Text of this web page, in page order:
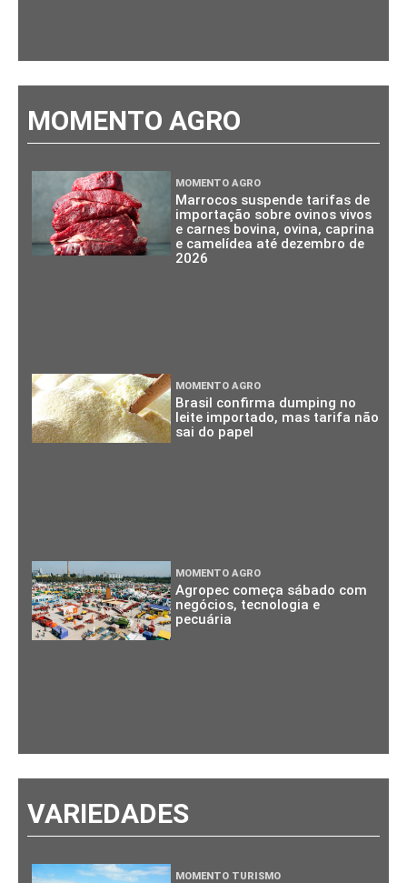
MOMENTO AGRO
MOMENTO AGRO
Marrocos suspende tarifas de
importação sobre ovinos vivos
e carnes bovina, ovina, caprina
e camelídea até dezembro de
2026
MOMENTO AGRO
Brasil confirma dumping no
leite importado, mas tarifa não
sai do papel
MOMENTO AGRO
Agropec começa sábado com
negócios, tecnologia e
pecuária
VARIEDADES
MOMENTO TURISMO